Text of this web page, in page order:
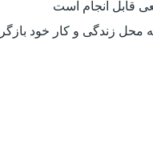
قابل انجام است
محل زندگی و کار خود